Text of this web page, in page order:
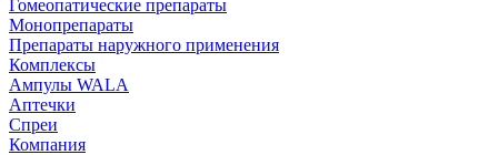
Гомеопатические препараты
Монопрепараты
Препараты наружного применения
Комплексы
Ампулы WALA
Аптечки
Спреи
Компания